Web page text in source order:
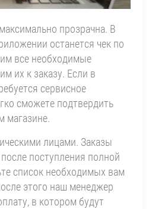
прозрачна. В
останется чек по
все необходимые
их к заказу. Если в
сервисное
сможете подтвердить
магазине.
лицами. Заказы
поступления полной
список необходимых вам
этого наш менеджер
в котором будут